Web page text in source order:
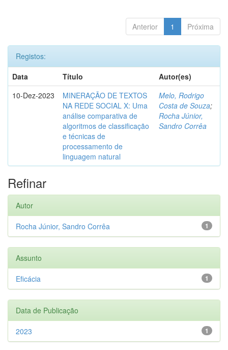
Anterior 1 Próxima
Registos:
Data
Título
Autor(es)
10-Dez-2023
MINERAÇÃO DE TEXTOS
NA REDE SOCIAL X: Uma
análise comparativa de
algoritmos de classificação
e técnicas de
processamento de
linguagem natural
Melo, Rodrigo
Costa de Souza;
Rocha Júnior,
Sandro Corrêa
Refinar
Autor
1
Rocha Júnior, Sandro Corrêa
Assunto
1
Eficácia
Data de Publicação
1
2023